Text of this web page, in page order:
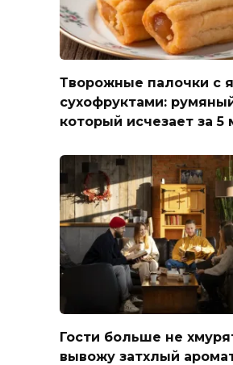
Творожные палочки с
сухофруктами:
который исчезает за 5
Гости больше не
вывожу затхлый